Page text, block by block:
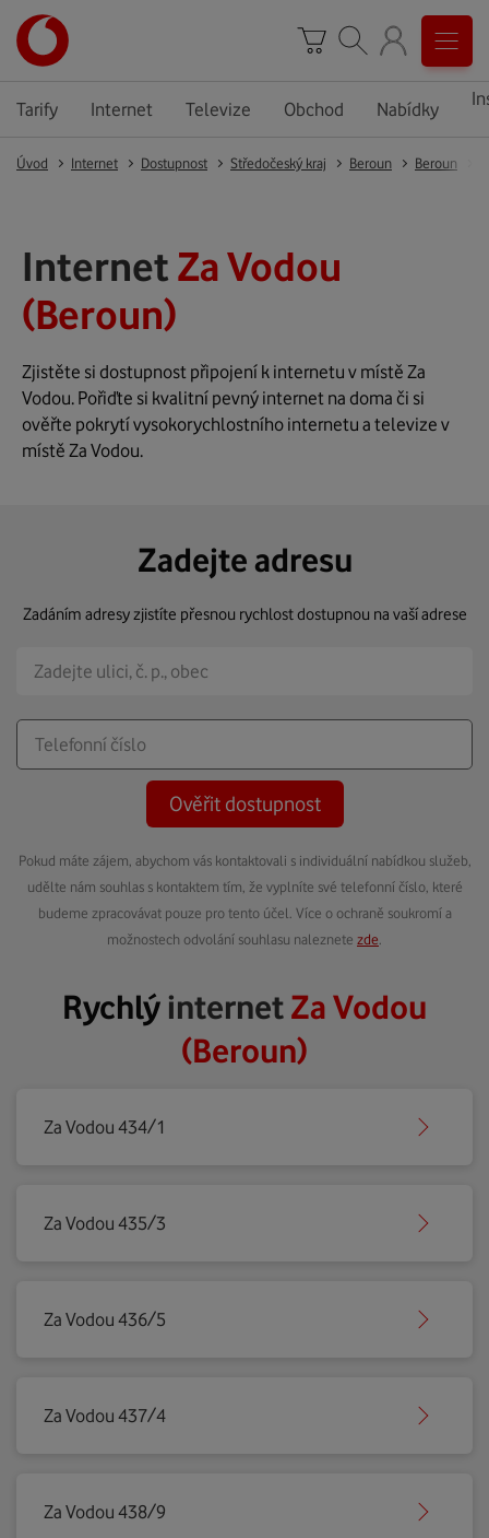
Tarify Internet Televize Obchod Nabídky
Úvod Internet Dostupnost Středočeský kraj Beroun Beroun
Internet Za Vodou
(Beroun)
Zjistěte si dostupnost připojení k internetu v místě Za
Vodou. Pořiďte si kvalitní pevný internet na doma či si
ověřte pokrytí vysokorychlostního internetu a televize v
místě Za Vodou.
Zadejte adresu
Zadáním adresy zjistíte přesnou rychlost dostupnou na vaší adrese
Ověřit dostupnost
Pokud máte zájem, abychom vás kontaktovali s individuální nabídkou služeb,
udělte nám souhlas s kontaktem tím, že vyplníte své telefonní číslo, které
budeme zpracovávat pouze pro tento účel. Více o ochraně soukromí a
možnostech odvolání souhlasu naleznete zde
RychlýinternetZa Vodou
(Beroun)
Za Vodou 434/1
Za Vodou 435/3
Za Vodou 436/5
Za Vodou 437/4
Za Vodou 438/9